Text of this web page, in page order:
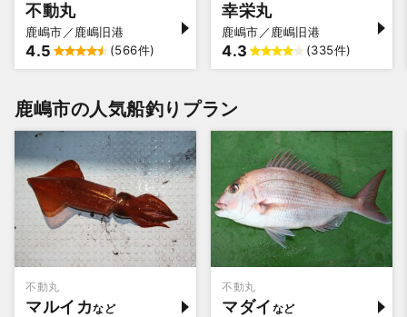
不動丸
鹿嶋市／鹿嶋旧港
4.5 (566件)
幸栄丸
鹿嶋市／鹿嶋旧港
4.3 (335件)
鹿嶋市の人気船釣りプラン
不動丸
マルイカ
不動丸
マダイ